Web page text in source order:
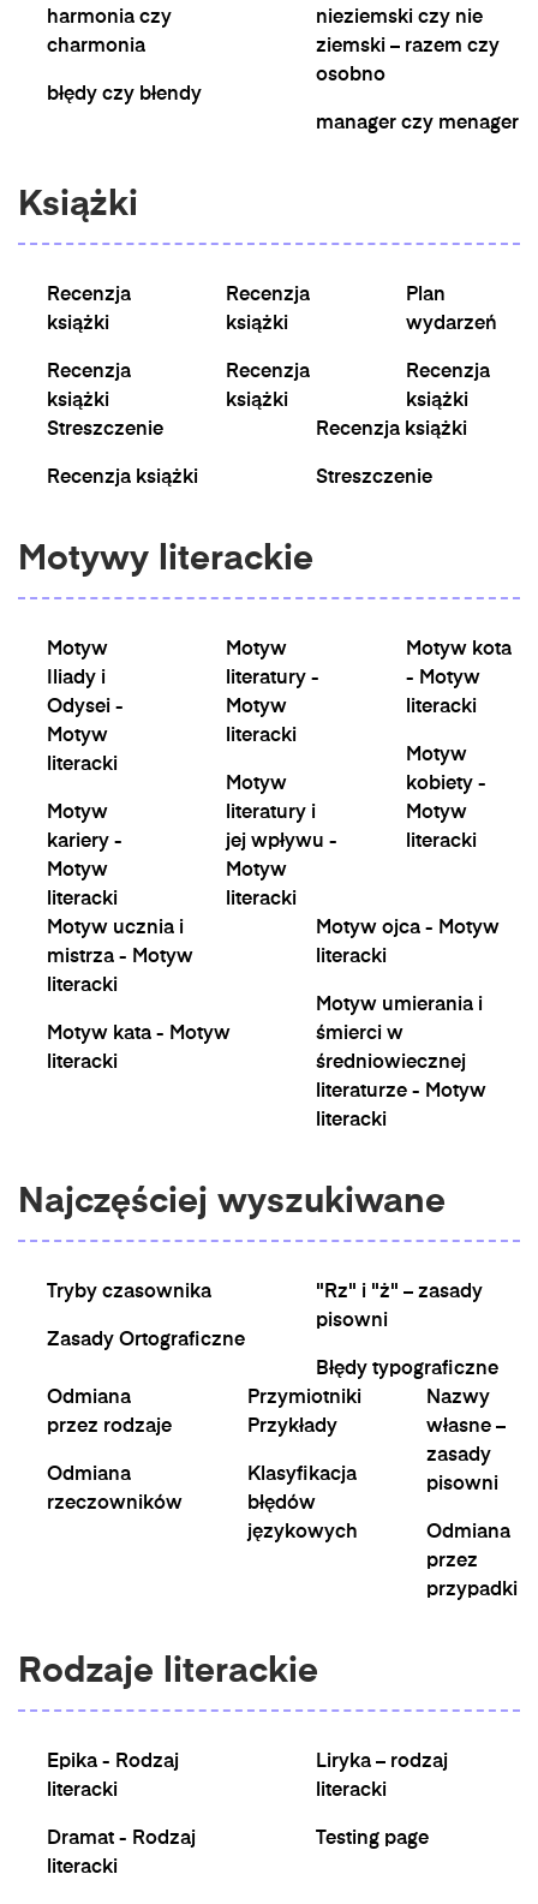
harmonia czy
charmonia
błędy czy błendy
nieziemski czy nie
ziemski – razem czy
osobno
manager czy menager
Książki
Recenzja
książki
Recenzja
książki
Recenzja
książki
Recenzja
książki
Plan
wydarzeń
Recenzja
książki
Streszczenie
Recenzja książki
Recenzja książki
Streszczenie
Motywy literackie
Motyw
Iliady i
Odysei -
Motyw
literacki
Motyw
kariery -
Motyw
literacki
Motyw
literatury -
Motyw
literacki
Motyw
literatury i
jej wpływu -
Motyw
literacki
Motyw kota
- Motyw
literacki
Motyw
kobiety -
Motyw
literacki
Motyw ucznia i
mistrza - Motyw
literacki
Motyw kata - Motyw
literacki
Motyw ojca - Motyw
literacki
Motyw umierania i
śmierci w
średniowiecznej
literaturze - Motyw
literacki
Najczęściej wyszukiwane
Tryby czasownika
Zasady Ortograficzne
"Rz" i "ż" – zasady
pisowni
Błędy typograficzne
Odmiana
przez rodzaje
Odmiana
rzeczowników
Przymiotniki
Przykłady
Klasyfikacja
błędów
językowych
Nazwy
własne –
zasady
pisowni
Odmiana
przez
przypadki
Rodzaje literackie
Epika - Rodzaj
literacki
Dramat - Rodzaj
literacki
Liryka – rodzaj
literacki
Testing page